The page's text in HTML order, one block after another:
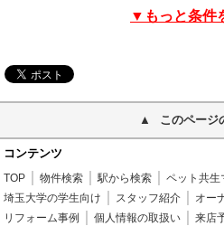
▼もっと条件
このページ
コンテンツ
TOP 物件検索 駅から検索
ペット共生
埼玉大学の学生向け
スタッフ紹介 オー
リフォーム事例
個人情報の取扱い
来店